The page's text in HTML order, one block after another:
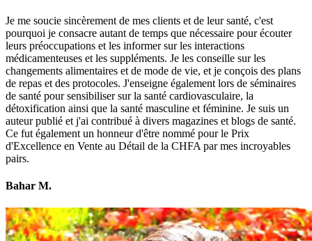
Je me soucie sincèrement de mes clients et de leur santé, c'est
pourquoi je consacre autant de temps que nécessaire pour écouter
leurs préoccupations et les informer sur les interactions
médicamenteuses et les suppléments. Je les conseille sur les
changements alimentaires et de mode de vie, et je conçois des plans
de repas et des protocoles. J'enseigne également lors de séminaires
de santé pour sensibiliser sur la santé cardiovasculaire, la
détoxification ainsi que la santé masculine et féminine. Je suis un
auteur publié et j'ai contribué à divers magazines et blogs de santé.
Ce fut également un honneur d'être nommé pour le Prix
d'Excellence en Vente au Détail de la CHFA par mes incroyables
pairs.
Bahar M.